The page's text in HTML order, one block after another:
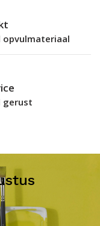
opvulmateriaal
gerust